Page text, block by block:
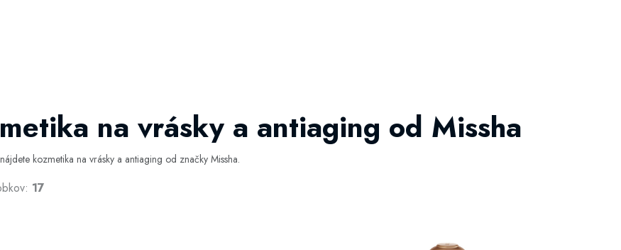
na vrásky a antiaging od Missha
kozmetika na vrásky a antiaging od značky Missha.
17